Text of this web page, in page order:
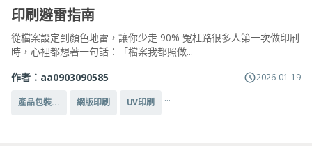
印刷避雷指南
從檔案設定到顏色地雷，讓你少走 90% 冤枉路很多人第一次做印刷
時，心裡都想著一句話：「檔案我都照做...
作者： aa0903090585 2026-01-19
產品包裝... 網版印刷 UV印刷 ...